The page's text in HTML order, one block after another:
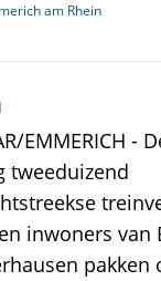
am Rhein
EMMERICH -
tweeduizend
inwoners van
pakken